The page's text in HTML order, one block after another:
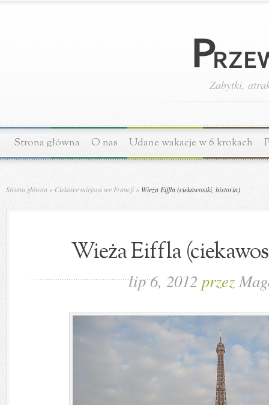
Zabytki,
Strona główna O nas Udane wakacje w 6 krokach
Strona główna » Ciekawe miejsca we Francji » Wieża Eiffla (ciekawostki, historia)
Wieża Eiffla
lip 6, 2012 przez